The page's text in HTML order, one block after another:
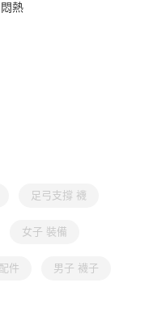
熱
足弓支撐 襪
女子 裝備
件 男子 襪子